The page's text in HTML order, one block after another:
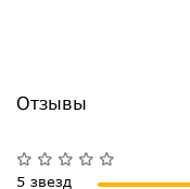
Отзывы
5 звезд